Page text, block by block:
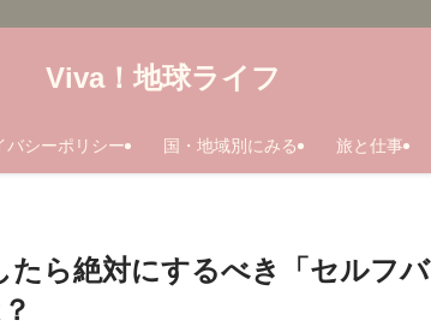
Viva！地球ライフ
バシーポリシー 国・地域別にみる 旅と仕事
たら絶対にするべき「セルフバ